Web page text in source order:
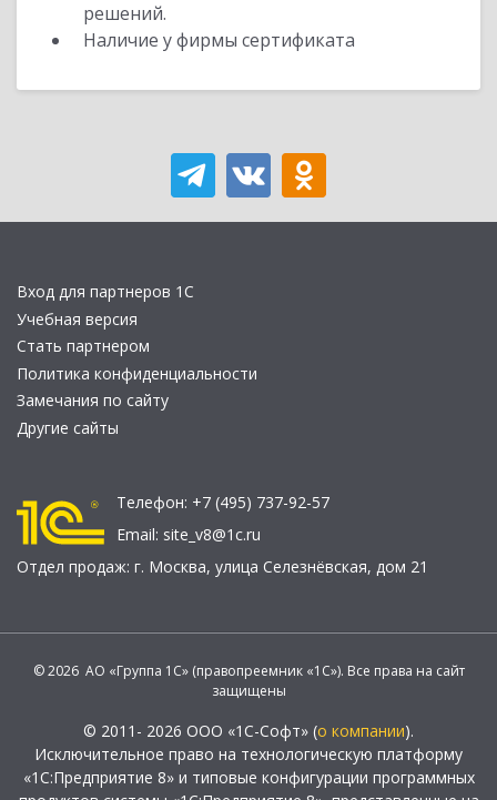
решений.
Наличие у фирмы сертификата
Вход для партнеров 1С
Учебная версия
Стать партнером
Политика конфиденциальности
Замечания по сайту
Другие сайты
Телефон: +7 (495) 737-92-57
Email: site_v8@1c.ru
Отдел продаж: г. Москва, улица Селезнёвская, дом 21
© 2026 АО «Группа 1С» (правопреемник «1С»). Все права на сайт
защищены
© 2011- 2026 ООО «1С-Софт» (о компании).
Исключительное право на технологическую платформу
«1С:Предприятие 8» и типовые конфигурации программных